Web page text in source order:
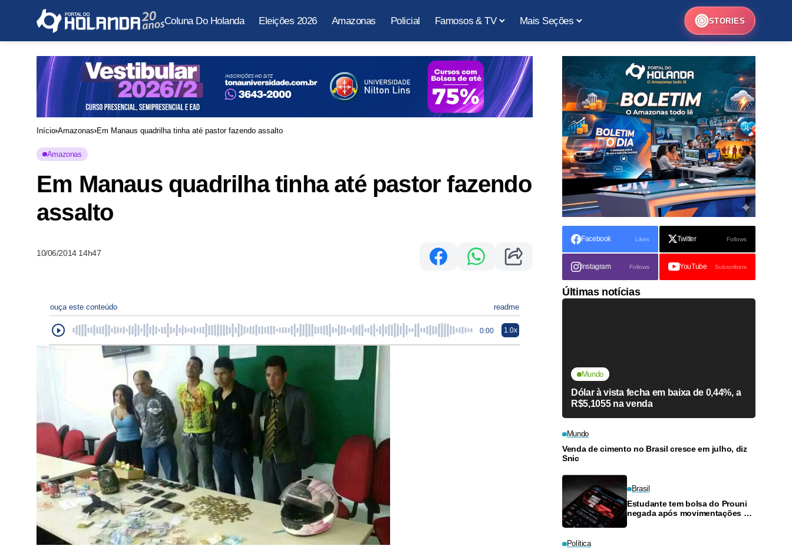
Coluna Do Holanda Eleições 2026 Amazonas Policial Famosos & TV Mais Seções STORIES
Início Amazonas Em Manaus quadrilha tinha até pastor fazendo assalto
Amazonas
Em Manaus quadrilha tinha até pastor fazendo
assalto
10/06/2014 14h47
ouça este conteúdo readme
0:00 1.0x
Facebook Likes Twitter Follows
Instagram Follows YouTube Subscribers
Últimas notícias
Mundo
Dólar à vista fecha em baixa de 0,44%, a
R$5,1055 na venda
Mundo
Venda de cimento no Brasil cresce em julho, diz
Snic
Brasil
Estudante tem bolsa do Prouni
negada após movimentações em
Política